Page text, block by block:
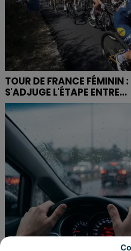
TOUR DE FRANCE FÉMININ
S'ADJUGE L'ÉTAPE ENTRE...